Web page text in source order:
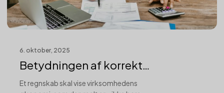
6. oktober, 2025
Betydningen af korrekt
periodisering for...
Et regnskab skal vise virksomhedens